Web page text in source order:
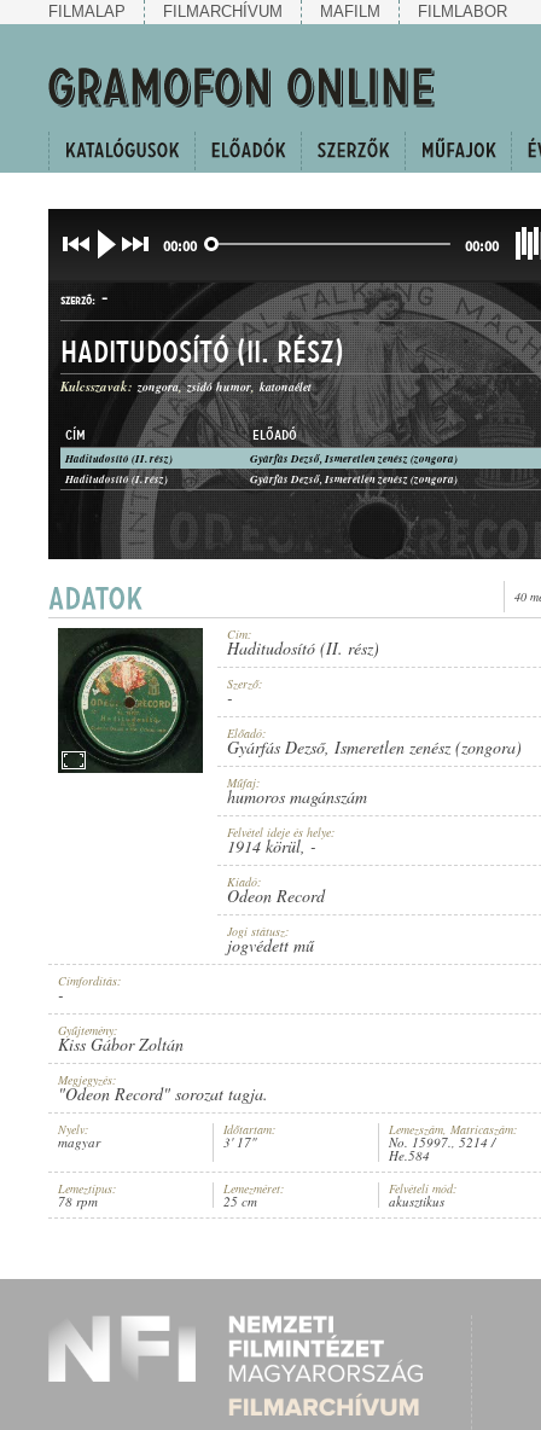
FILMALAP FILMARCHÍVUM MAFILM FILMLABOR
00:00 00:00
ELŐADÓ: , ISMERETLEN ZENÉSZ (ZONGORA)
SZERZŐ: -
MŰFAJ: HUMOROS MAGÁNSZÁM
MEGJELENÉS IDEJE: 1914 KÖRÜL
LEMEZSZÁM:
Haditudosító (II. rész)
Kulcsszavak: zongora zsidó humor katonaélet
CÍM ELŐADÓ
Haditudosító (II. rész)
Gyárfás Dezső, Ismeretlen zenész (zongora)
Haditudosító (I. rész)
Gyárfás Dezső, Ismeretlen zenész (zongora)
40
Cím:
Haditudosító (II. rész)
Szerző:
-
Előadó:
Gyárfás Dezső, Ismeretlen zenész (zongora)
Műfaj:
humoros magánszám
Felvétel ideje és helye:
1914 körül, -
Kiadó:
Odeon Record
Jogi státusz:
jogvédett mű
Címfordítás:
-
Gyűjtemény:
Kiss Gábor Zoltán
Megjegyzés:
"Odeon Record" sorozat tagja.
Nyelv:
magyar
Időtartam:
3' 17"
Lemezszám, Matricaszám:
No. 15997., 5214 /
He.584
Lemeztípus:
78 rpm
Lemezméret:
25 cm
Felvételi mód:
akusztikus